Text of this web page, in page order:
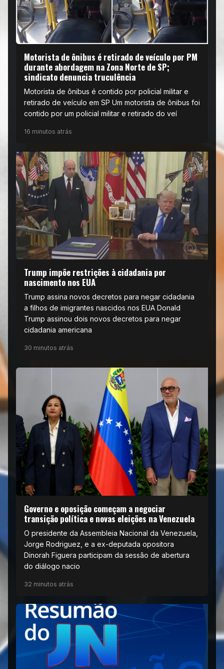
Motorista de ônibus é retirado de veículo por PM
durante abordagem na Zona Norte de SP;
sindicato denuncia truculência
Motorista de ônibus é contido por policial militar e
retirado de veículo em SP Um motorista de ônibus foi
contido por um policial militar e retirado do veí
16 minutos atrás
Trump impõe restrições à cidadania por
nascimento nos EUA
Trump assina novos decretos para negar cidadania
a filhos de imigrantes nascidos nos EUA Donald
Trump assinou dois novos decretos para negar
cidadania americana
30 minutos atrás
Governo e oposição começam a negociar
transição política e novas eleições na Venezuela
O presidente da Assembleia Nacional da Venezuela,
Jorge Rodriguez, e a ex-deputada opositora
Dinorah Figuera participam da sessão de abertura
do diálogo nacio
32 minutos atrás